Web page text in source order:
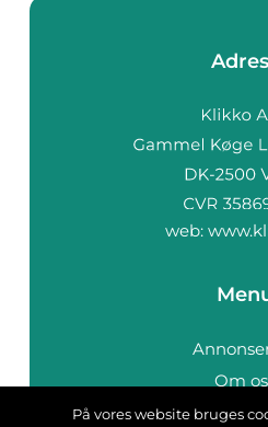
web:
Om
På vores website bruges